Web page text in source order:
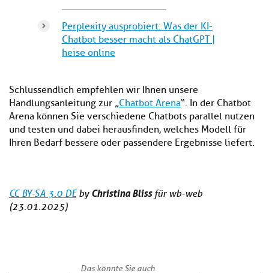
Perplexity ausprobiert: Was der KI-
Chatbot besser macht als ChatGPT |
heise online
Schlussendlich empfehlen wir Ihnen unsere
Handlungsanleitung zur „Chatbot Arena“. In der Chatbot
Arena können Sie verschiedene Chatbots parallel nutzen
und testen und dabei herausfinden, welches Modell für
Ihren Bedarf bessere oder passendere Ergebnisse liefert.
CC BY-SA 3.0 DEby Christina Blissfür wb-web
(23.01.2025)
Das könnte Sie auch